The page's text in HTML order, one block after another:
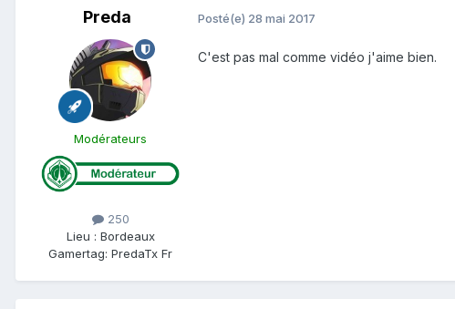
Preda
Modérateurs
250
Lieu : Bordeaux
Gamertag: PredaTx Fr
Posté(e) 28 mai 2017
C'est pas mal comme vidéo j'aime bien.